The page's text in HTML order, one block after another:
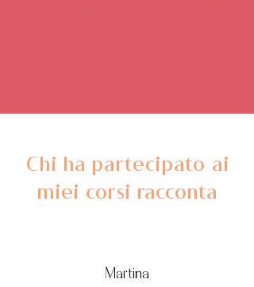
Chi ha partecipato ai
miei corsi racconta
Martina